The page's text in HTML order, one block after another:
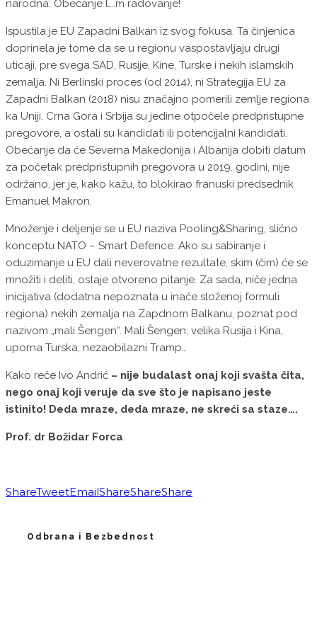
narodna: Obećanje l….m radovanje!
Ispustila je EU Zapadni Balkan iz svog fokusa. Ta činjenica
doprinela je tome da se u regionu vaspostavljaju drugi
uticaji, pre svega SAD, Rusije, Kine, Turske i nekih islamskih
zemalja. Ni Berlinski proces (od 2014), ni Strategija EU za
Zapadni Balkan (2018) nisu značajno pomerili zemlje regiona
ka Uniji. Crna Gora i Srbija su jedine otpočele predpristupne
pregovore, a ostali su kandidati ili potencijalni kandidati.
Obećanje da će Severna Makedonija i Albanija dobiti datum
za početak predpristupnih pregovora u 2019. godini, nije
održano, jer je, kako kažu, to blokirao franuski predsednik
Emanuel Makron.
Množenje i deljenje se u EU naziva Pooling&Sharing, slično
konceptu NATO – Smart Defence. Ako su sabiranje i
oduzimanje u EU dali neverovatne rezultate, skim (čim) će se
množiti i deliti, ostaje otvoreno pitanje. Za sada, niče jedna
inicijativa (dodatna nepoznata u inače složenoj formuli
regiona) nekih zemalja na Zapdnom Balkanu, poznat pod
nazivom „mali Šengen“. Mali Šengen, velika Rusija i Kina,
uporna Turska, nezaobilazni Tramp…
Kako reče Ivo Andrić – nije budalast onaj koji svašta čita,
nego onaj koji veruje da sve što je napisano jeste
istinito! Deda mraze, deda mraze, ne skreći sa staze….
Prof. dr Božidar Forca
ShareTweetEmailShareShareShare
Odbrana i Bezbednost